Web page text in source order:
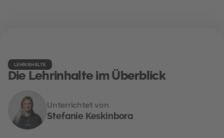
LEHRINHALTE
Die Lehrinhalte im Überblick
Unterrichtet von
Stefanie Keskinbora